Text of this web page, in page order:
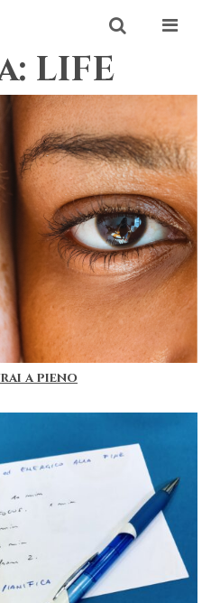
Search
LIFE
a pieno